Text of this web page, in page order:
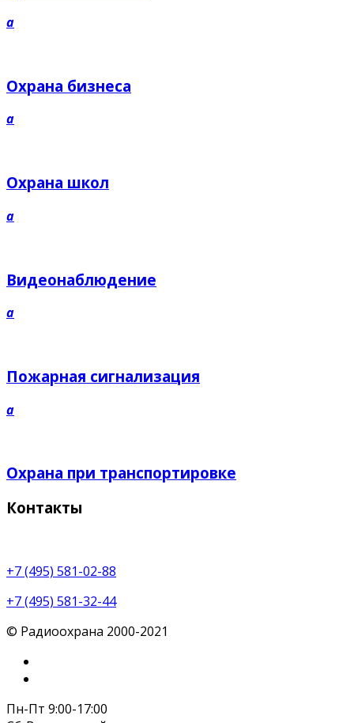
a
Охрана бизнеса
a
Охрана школ
a
Видеонаблюдение
a
Пожарная сигнализация
a
Охрана при транспортировке
Контакты
+7 (495) 581-02-88
+7 (495) 581-32-44
© Радиоохрана 2000-2021
Пн-Пт 9:00-17:00